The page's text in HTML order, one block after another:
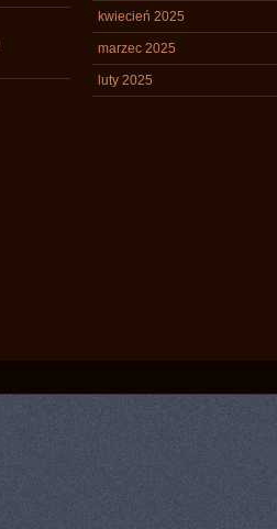
kwiecień 2025
marzec 2025
luty 2025